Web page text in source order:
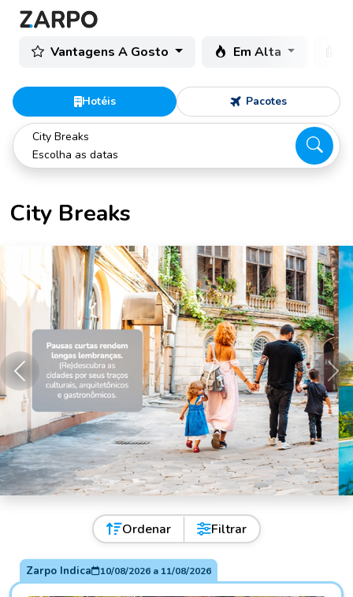
Vantagens A Gosto Em Alta
Hotéis Pacotes
City Breaks
Escolha as datas
City Breaks
Anterior
Ordenar Filtrar
Zarpo Indica 10/08/2026a 11/08/2026